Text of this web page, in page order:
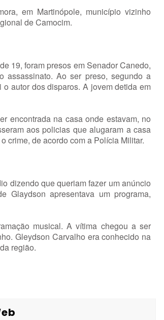
em Martinópole, município vizinho
de Camocim.
19, foram presos em Senador Canedo,
assassinato. Ao ser preso, segundo a
autor dos disparos. A jovem detida em
encontrada na casa onde estavam, no
aos policias que alugaram a casa
crime, de acordo com a Polícia Militar.
dizendo que queriam fazer um anúncio
Glaydson apresentava um programa,
musical. A vítima chegou a ser
Gleydson Carvalho era conhecido na
região.